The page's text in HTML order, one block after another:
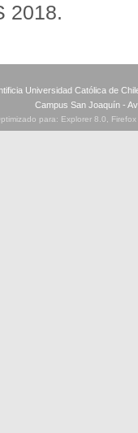
2018.
Universidad Católica de
Campus San Joaquín -
para: Explorer 8.0,